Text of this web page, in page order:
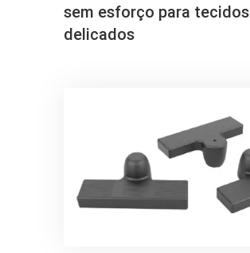
sem esforço para tecidos
delicados